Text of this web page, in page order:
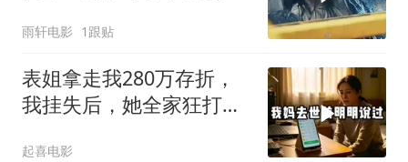
雨轩电影 1跟贴
表姐拿走我280万存折，
我挂失后，她全家狂打
起喜电影